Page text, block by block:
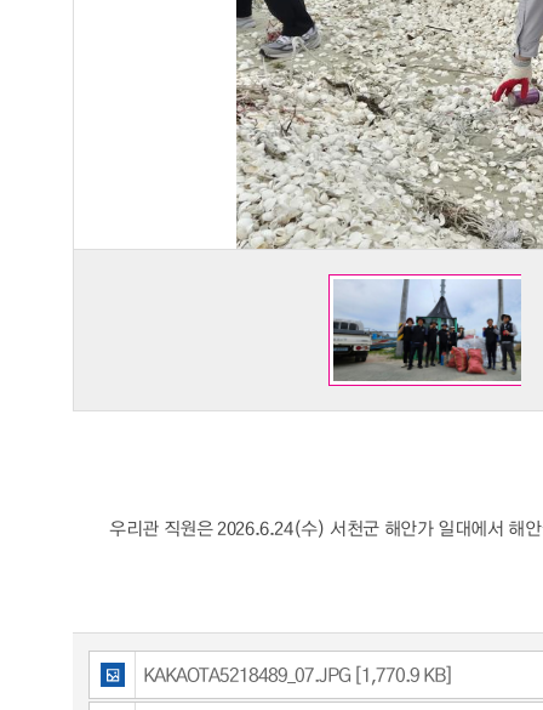
우리관 직원은 2026.6.24(수) 서천군 해안가 일대에서 해
KAKAOTA5218489_07.JPG [1,770.9 KB]